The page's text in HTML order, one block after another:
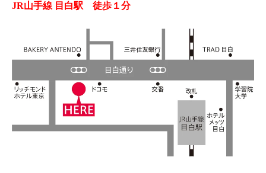
JR山手線 目白駅 徒歩１分